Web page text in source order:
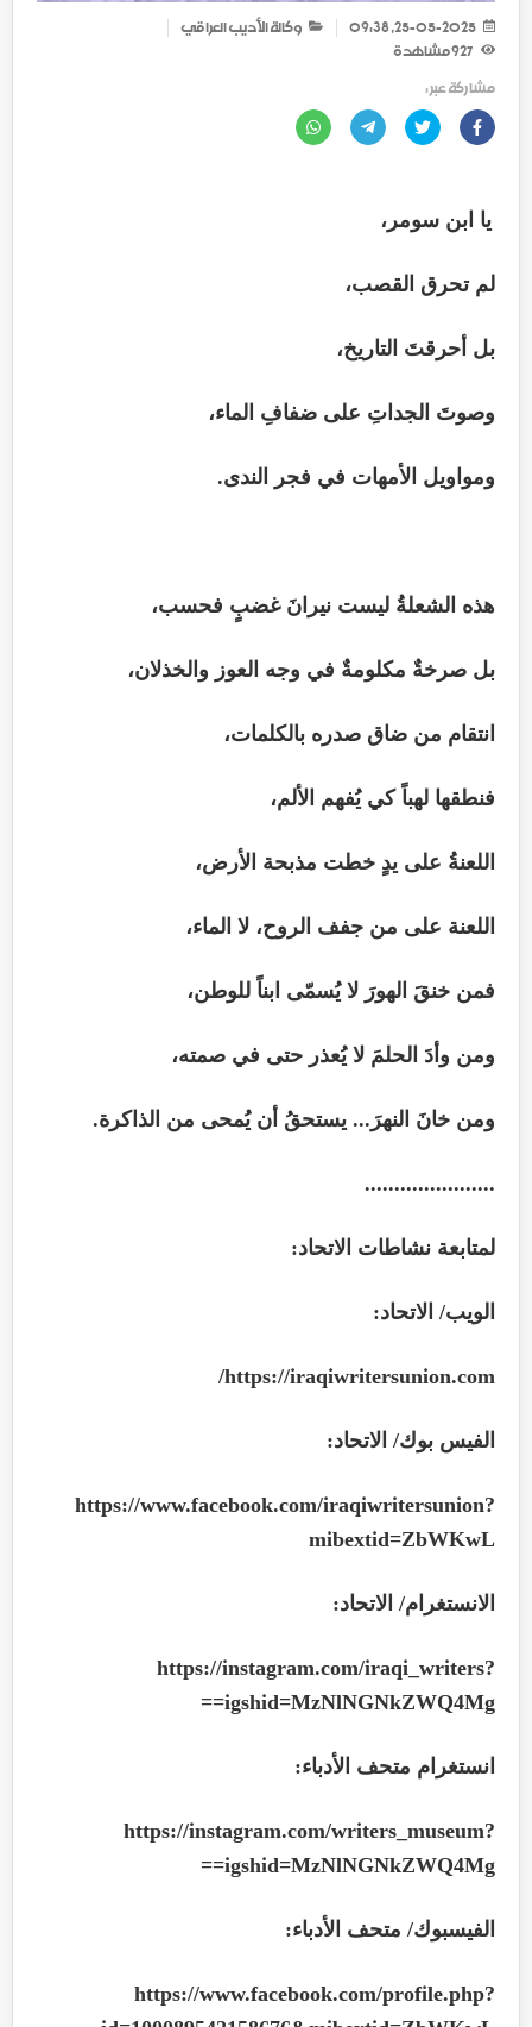
وكالة الأديب العراقي
مشاهدة
مشاركة عبر :
يا ابن سومر،
لم تحرق القصب،
بل أحرقتَ التاريخ،
وصوتَ الجداتِ على ضفافِ الماء،
ومواويل الأمهات في فجر الندى.
هذه الشعلةُ ليست نيرانَ غضبٍ فحسب،
بل صرخةٌ مكلومةٌ في وجه العوز والخذلان،
انتقام من ضاق صدره بالكلمات،
فنطقها لهباً كي يُفهم الألم،
اللعنةُ على يدٍ خطت مذبحة الأرض،
اللعنة على من جفف الروح، لا الماء،
فمن خنقَ الهورَ لا يُسمّى ابناً للوطن،
ومن وأدَ الحلمَ لا يُعذر حتى في صمته،
ومن خانَ النهرَ... يستحقُ أن يُمحى من الذاكرة.
......................
لمتابعة نشاطات الاتحاد:
الويب/ الاتحاد:
https://iraqiwritersunion.com
/
الفيس بوك/ الاتحاد:
https://www.facebook.com/iraqiwritersunion?
mibextid=ZbWKwL
الانستغرام/ الاتحاد:
https://instagram.com/iraqi_writers?
igshid=MzNlNGNkZWQ4Mg
==
انستغرام متحف الأدباء:
https://instagram.com/writers_museum?
igshid=MzNlNGNkZWQ4Mg
==
الفيسبوك/ متحف الأدباء:
https://www.facebook.com/profile.php?